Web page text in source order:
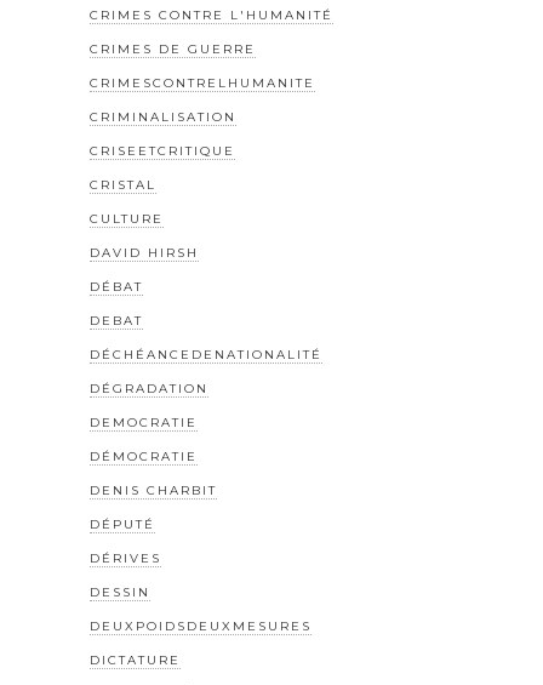
CRIMES CONTRE L'HUMANITÉ
CRIMES DE GUERRE
CRIMESCONTRELHUMANITE
CRIMINALISATION
CRISEETCRITIQUE
CRISTAL
CULTURE
DAVID HIRSH
DÉBAT
DEBAT
DÉCHÉANCEDENATIONALITÉ
DÉGRADATION
DEMOCRATIE
DÉMOCRATIE
DENIS CHARBIT
DÉPUTÉ
DÉRIVES
DESSIN
DEUXPOIDSDEUXMESURES
DICTATURE